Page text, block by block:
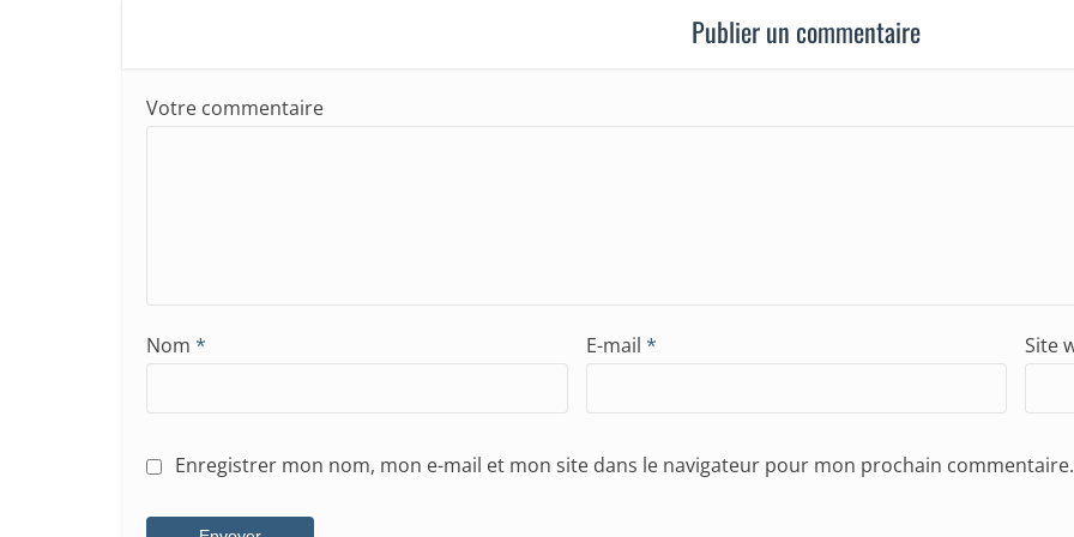
Publier un commentaire
Votre commentaire
Nom * E-mail * Site
Enregistrer mon nom, mon e-mail et mon site dans le navigateur pour mon prochain commentaire.